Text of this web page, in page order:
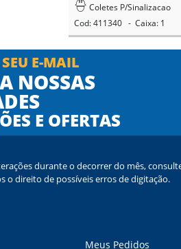
Coletes P/Sinalizacao
Cod: 411340 - Caixa: 1
E-MAIL
NOSSAS
E OFERTAS
durante o decorrer do mês,
o direito de possíveis erros de digitação.
Meus Pedidos